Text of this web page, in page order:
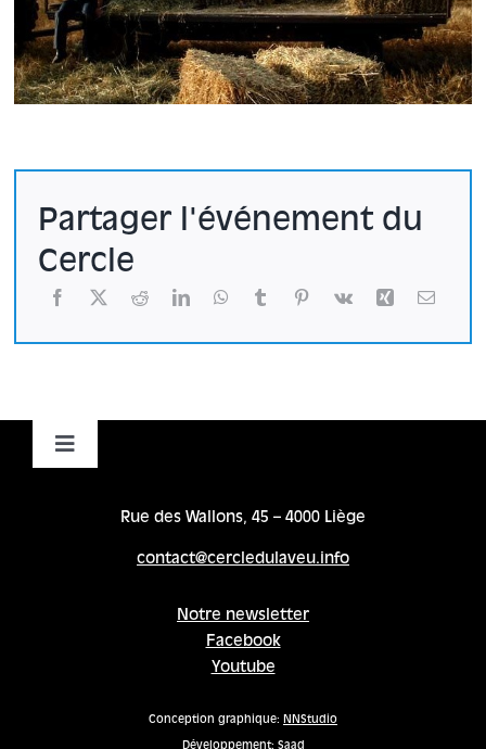
Partager l'événement du
Cercle
Toggle
Rue des Wallons, 45 – 4000 Liège
contact@cercledulaveu.info
Notre newsletter
Facebook
Youtube
Conception graphique: NNStudio
Développement: Saad